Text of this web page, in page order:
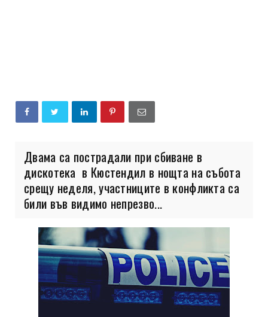
Двама са пострадали при сбиване в
дискотека в Кюстендил в нощта на събота
срещу неделя, участниците в конфликта са
били във видимо непрезво...